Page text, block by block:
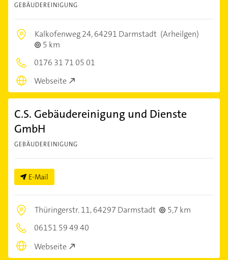
GEBÄUDEREINIGUNG
Kalkofenweg 24,64291 Darmstadt (Arheilgen)
5 km
0176 31 71 05 01
Webseite
C.S. Gebäudereinigung und Dienste
GmbH
GEBÄUDEREINIGUNG
E-Mail
Thüringerstr. 11,64297 Darmstadt
5,7 km
06151 59 49 40
Webseite